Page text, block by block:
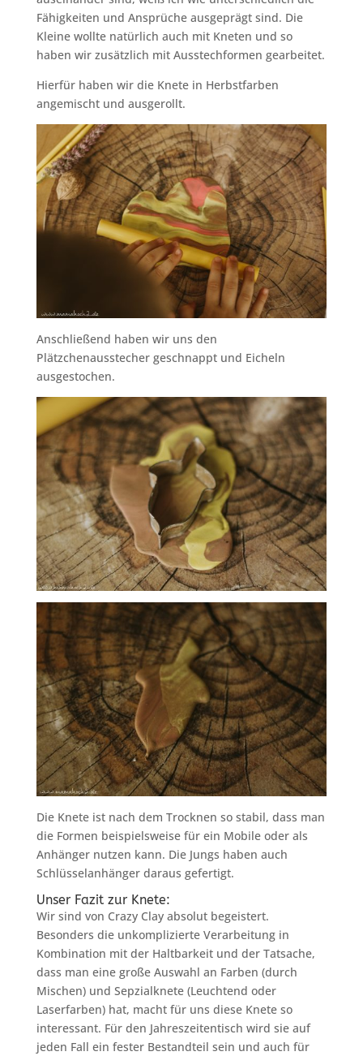
Fähigkeiten und Ansprüche ausgeprägt sind. Die
Kleine wollte natürlich auch mit Kneten und so
haben wir zusätzlich mit Ausstechformen gearbeitet.
Hierfür haben wir die Knete in Herbstfarben
angemischt und ausgerollt.
Anschließend haben wir uns den
Plätzchenausstecher geschnappt und Eicheln
ausgestochen.
Die Knete ist nach dem Trocknen so stabil, dass man
die Formen beispielsweise für ein Mobile oder als
Anhänger nutzen kann. Die Jungs haben auch
Schlüsselanhänger daraus gefertigt.
Unser Fazit zur Knete:
Wir sind von Crazy Clay absolut begeistert.
Besonders die unkomplizierte Verarbeitung in
Kombination mit der Haltbarkeit und der Tatsache,
dass man eine große Auswahl an Farben (durch
Mischen) und Sepzialknete (Leuchtend oder
Laserfarben) hat, macht für uns diese Knete so
interessant. Für den Jahreszeitentisch wird sie auf
jeden Fall ein fester Bestandteil sein und auch für